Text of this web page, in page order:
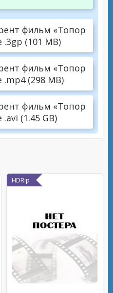
фильм «Топор
(101 MB)
фильм «Топор
(298 MB)
фильм «Топор
(1.45 GB)
HDRip